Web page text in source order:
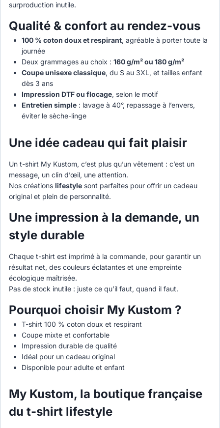
surproduction inutile.
Qualité & confort au rendez-vous
100 % coton doux et respirant, agréable à porter toute la
journée
Deux grammages au choix : 160 g/m² ou 180 g/m²
Coupe unisexe classique, du S au 3XL, et tailles enfant
dès 3 ans
Impression DTF ou flocage, selon le motif
Entretien simple: lavage à 40°, repassage à l’envers,
éviter le sèche-linge
Une idée cadeau qui fait plaisir
Un t-shirt My Kustom, c’est plus qu’un vêtement : c’est un
message, un clin d’œil, une attention.
Nos créations lifestyle sont parfaites pour offrir un cadeau
original et plein de personnalité.
Une impression à la demande, un
style durable
Chaque t-shirt est imprimé à la commande, pour garantir un
résultat net, des couleurs éclatantes et une empreinte
écologique maîtrisée.
Pas de stock inutile : juste ce qu’il faut, quand il faut.
Pourquoi choisir My Kustom ?
T-shirt 100 % coton doux et respirant
Coupe mixte et confortable
Impression durable de qualité
Idéal pour un cadeau original
Disponible pour adulte et enfant
My Kustom, la boutique française
du t-shirt lifestyle